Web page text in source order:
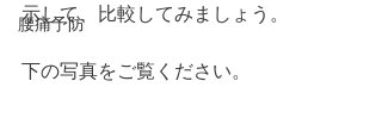
腰痛予防
示して、比較してみましょう。
下の写真をご覧ください。